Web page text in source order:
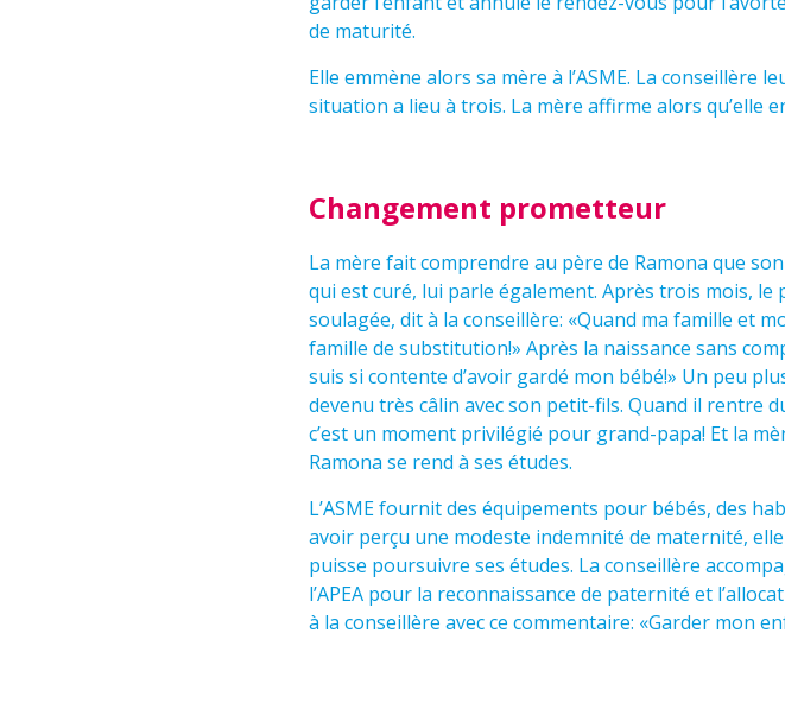
de maturité.
Elle emmène alors sa mère à l’ASME. La
situation a lieu à trois. La mère affirme alors qu’elle
Changement prometteur
La mère fait comprendre au père de Ramona que
qui est curé, lui parle également. Après trois mois, le
soulagée, dit à la conseillère: «Quand ma famille et
famille de substitution!» Après la naissance sans
suis si contente d’avoir gardé mon bébé!» Un peu
devenu très câlin avec son petit-fils. Quand il rentre
c’est un moment privilégié pour grand-papa! Et la
Ramona se rend à ses études.
L’ASME fournit des équipements pour bébés, des
avoir perçu une modeste indemnité de maternité,
puisse poursuivre ses études. La conseillère
l’APEA pour la reconnaissance de paternité et
à la conseillère avec ce commentaire: «Garder mon